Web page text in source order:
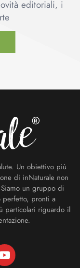
editoriali, i
Un obiettivo più
di inNaturale non
un gruppo di
perfetto, pronti a
particolari riguardo il
youtube